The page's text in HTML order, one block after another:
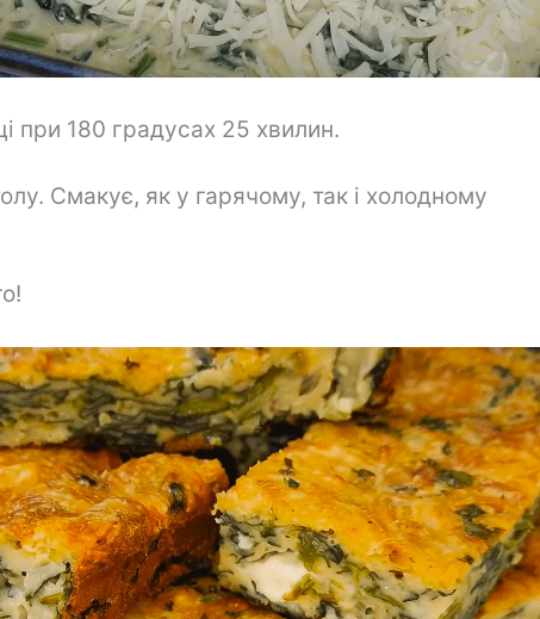
при 180 градусах 25 хвилин.
Смакує, як у гарячому, так і холодному